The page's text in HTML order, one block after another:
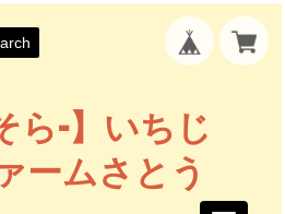
ら-】いちじ
ームさとう